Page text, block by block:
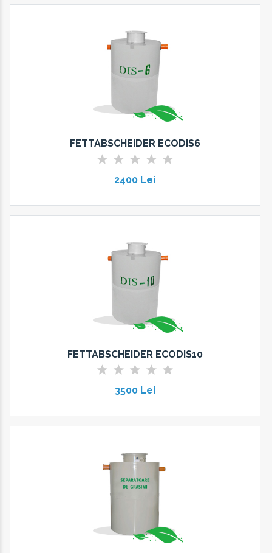
FETTABSCHEIDER ECODIS6
2400 Lei
FETTABSCHEIDER ECODIS10
3500 Lei